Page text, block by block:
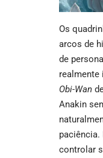
Os
arcos de
de
Obi-Wan
Anakin
paciência.
controlar